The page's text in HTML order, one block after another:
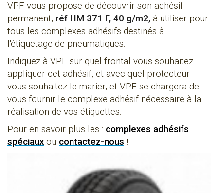
VPF vous propose de découvrir son adhésif
permanent, réf HM 371 F, 40 g/m2, à utiliser pour
tous les complexes adhésifs destinés à
l'étiquetage de pneumatiques.
Indiquez à VPF sur quel frontal vous souhaitez
appliquer cet adhésif, et avec quel protecteur
vous souhaitez le marier, et VPF se chargera de
vous fournir le complexe adhésif nécessaire à la
réalisation de vos étiquettes.
Pour en savoir plus les : complexes adhésifs
spéciaux ou contactez-nous !